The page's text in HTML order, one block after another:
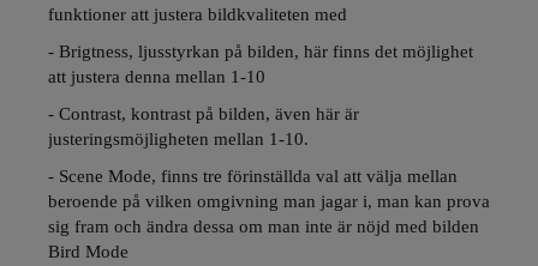
funktioner att justera bildkvaliteten med
- Brigtness, ljusstyrkan på bilden, här finns det möjlighet
att justera denna mellan 1-10
- Contrast, kontrast på bilden, även här är
justeringsmöjligheten mellan 1-10.
- Scene Mode, finns tre förinställda val att välja mellan
beroende på vilken omgivning man jagar i, man kan prova
sig fram och ändra dessa om man inte är nöjd med bilden
Bird Mode